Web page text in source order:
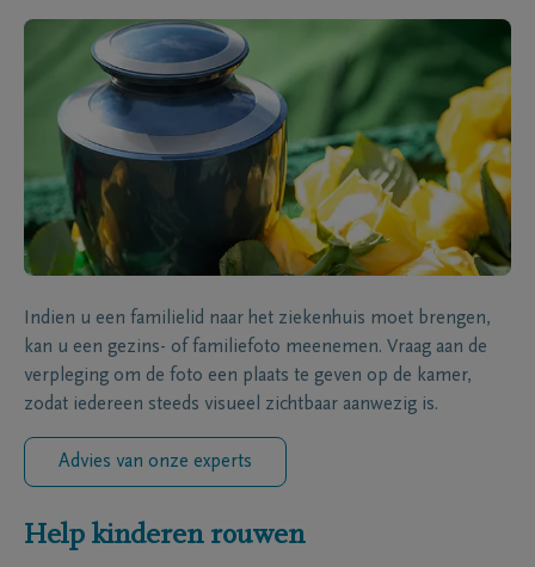
Indien u een familielid naar het ziekenhuis moet brengen,
kan u een gezins- of familiefoto meenemen. Vraag aan de
verpleging om de foto een plaats te geven op de kamer,
zodat iedereen steeds visueel zichtbaar aanwezig is.
Advies van onze experts
Help kinderen rouwen